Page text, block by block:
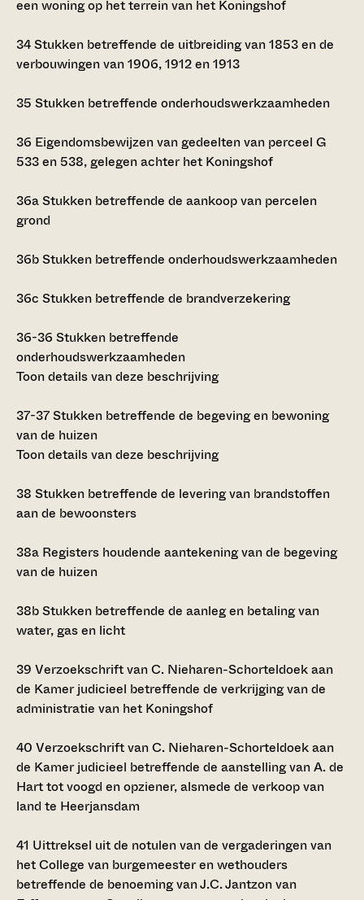
een woning op het terrein van het Koningshof
34Stukken betreffende de uitbreiding van 1853 en de
verbouwingen van 1906, 1912 en 1913
35 Stukken betreffende onderhoudswerkzaamheden
36 Eigendomsbewijzen van gedeelten van perceel G
533 en 538, gelegen achter het Koningshof
36aStukken betreffende de aankoop van percelen
grond
36bStukken betreffende onderhoudswerkzaamheden
36c Stukken betreffende de brandverzekering
36-36 Stukken betreffende
onderhoudswerkzaamheden
Toon details van deze beschrijving
37-37Stukken betreffende de begeving en bewoning
van de huizen
Toon details van deze beschrijving
38 Stukken betreffende de levering van brandstoffen
aan de bewoonsters
38a Registers houdende aantekening van de begeving
van de huizen
38bStukken betreffende de aanleg en betaling van
water, gas en licht
39 Verzoekschrift van C. Nieharen-Schorteldoek aan
de Kamer judicieel betreffende de verkrijging van de
administratie van het Koningshof
40 Verzoekschrift van C. Nieharen-Schorteldoek aan
de Kamer judicieel betreffende de aanstelling van A. de
Hart tot voogd en opziener, alsmede de verkoop van
land te Heerjansdam
41 Uittreksel uit de notulen van de vergaderingen van
het College van burgemeester en wethouders
betreffende de benoeming van J.C. Jantzon van